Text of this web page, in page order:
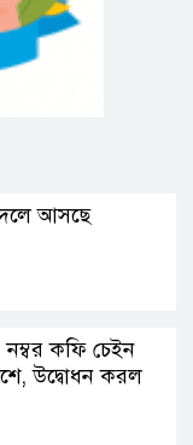
আসছে
নম্বর কফি চেইন
উদ্বোধন করল